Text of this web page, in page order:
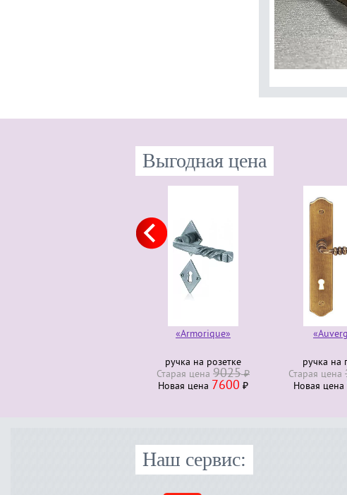
Выгодная цена
«Armorique»
ручка на розетке
Старая ценa9025₽
Новая ценa7600₽
«Auvergne»
ручка на планке
Старая ценa18525₽
Новая ценa9975₽
Наш сервис: